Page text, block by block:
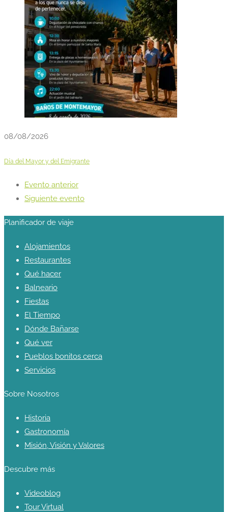
08/08/2026
Día del Mayor y del Emigrante
Evento anterior
Siguiente evento
Planificador de viaje
Alojamientos
Restaurantes
Qué hacer
Balneario
Fiestas
El Tiempo
Dónde Bañarse
Qué ver
Pueblos bonitos cerca
Servicios
Sobre Nosotros
Historia
Gastronomía
Misión, Visión y Valores
Descubre más
Videoblog
Tour Virtual